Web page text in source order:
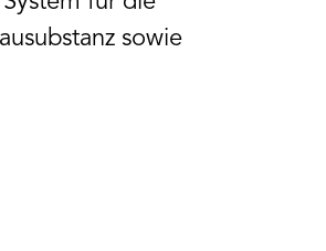
sowie